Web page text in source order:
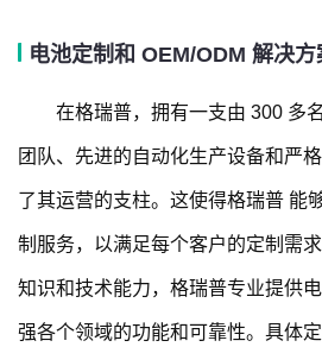
电池定制和 OEM/ODM 解决方
在格瑞普，拥有一支由 300 多名
团队、先进的自动化生产设备和严
了其运营的支柱。这使得格瑞普 能
制服务，以满足每个客户的定制需
知识和技术能力，格瑞普专业提供
强各个领域的功能和可靠性。具体定